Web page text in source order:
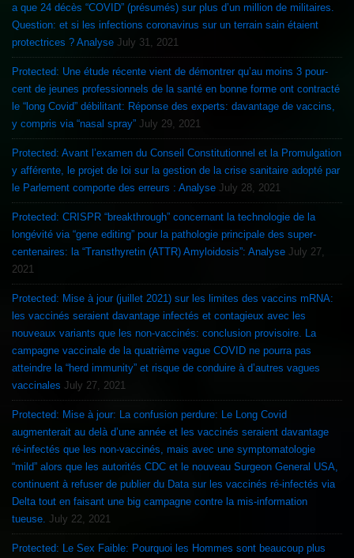
a que 24 décès “COVID” (présumés) sur plus d’un million de militaires.
Question: et si les infections coronavirus sur un terrain sain étaient
protectrices ? Analyse July 31, 2021
Protected: Une étude récente vient de démontrer qu’au moins 3 pour-
cent de jeunes professionnels de la santé en bonne forme ont contracté
le “long Covid” débilitant: Réponse des experts: davantage de vaccins,
y compris via “nasal spray” July 29, 2021
Protected: Avant l’examen du Conseil Constitutionnel et la Promulgation
y afférente, le projet de loi sur la gestion de la crise sanitaire adopté par
le Parlement comporte des erreurs : Analyse July 28, 2021
Protected: CRISPR “breakthrough” concernant la technologie de la
longévité via “gene editing” pour la pathologie principale des super-
centenaires: la “Transthyretin (ATTR) Amyloidosis”: Analyse July 27,
2021
Protected: Mise à jour (juillet 2021) sur les limites des vaccins mRNA:
les vaccinés seraient davantage infectés et contagieux avec les
nouveaux variants que les non-vaccinés: conclusion provisoire. La
campagne vaccinale de la quatrième vague COVID ne pourra pas
atteindre la “herd immunity” et risque de conduire à d’autres vagues
vaccinales July 27, 2021
Protected: Mise à jour: La confusion perdure: Le Long Covid
augmenterait au delà d’une année et les vaccinés seraient davantage
ré-infectés que les non-vaccinés, mais avec une symptomatologie
“mild” alors que les autorités CDC et le nouveau Surgeon General USA,
continuent à refuser de publier du Data sur les vaccinés ré-infectés via
Delta tout en faisant une big campagne contre la mis-information
tueuse. July 22, 2021
Protected: Le Sex Faible: Pourquoi les Hommes sont beaucoup plus